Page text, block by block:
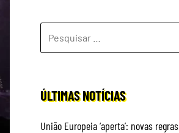
POR:
ÚLTIMAS NOTÍCIAS
União Europeia ‘aperta’: novas regras